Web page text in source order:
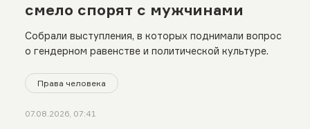
смело спорят с мужчинами
Собрали выступления, в которых поднимали вопрос
о гендерном равенстве и политической культуре.
Права человека
07.08.2026, 07:41